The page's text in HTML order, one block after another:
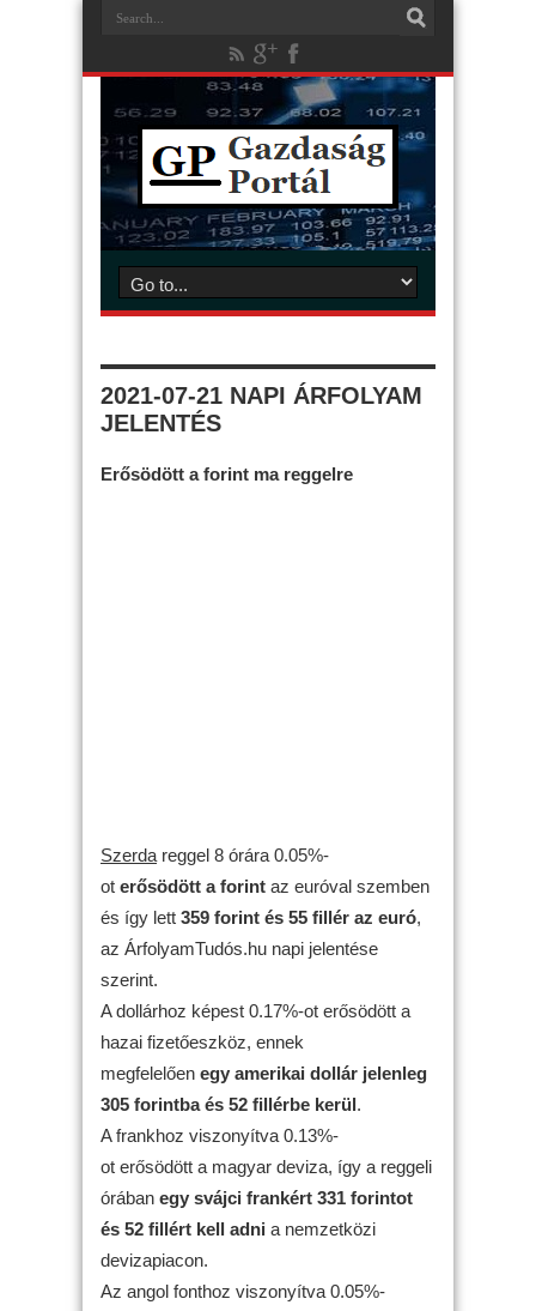
2021-07-21 NAPI ÁRFOLYAM
JELENTÉS
Erősödött a forint ma reggelre
Szerda reggel 8 órára 0.05%-
ot erősödött a forint az euróval szemben
és így lett 359 forint és 55 fillér az euró,
az ÁrfolyamTudós.hu napi jelentése
szerint.
A dollárhoz képest 0.17%-ot erősödött a
hazai fizetőeszköz, ennek
megfelelően egy amerikai dollár jelenleg
305 forintba és 52 fillérbe kerül.
A frankhoz viszonyítva 0.13%-
ot erősödött a magyar deviza, így a reggeli
órában egy svájci frankért 331 forintot
és 52 fillért kell adni a nemzetközi
devizapiacon.
Az angol fonthoz viszonyítva 0.05%-